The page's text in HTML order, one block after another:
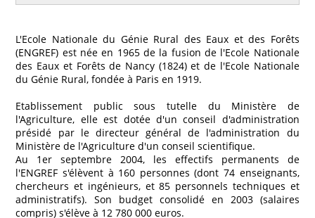
L'Ecole Nationale du Génie Rural des Eaux et des Forêts
(ENGREF) est née en 1965 de la fusion de l'Ecole Nationale
des Eaux et Forêts de Nancy (1824) et de l'Ecole Nationale
du Génie Rural, fondée à Paris en 1919.
Etablissement public sous tutelle du Ministère de
l'Agriculture, elle est dotée d'un conseil d'administration
présidé par le directeur général de l'administration du
Ministère de l'Agriculture d'un conseil scientifique.
Au 1er septembre 2004, les effectifs permanents de
l'ENGREF s'élèvent à 160 personnes (dont 74 enseignants,
chercheurs et ingénieurs, et 85 personnels techniques et
administratifs). Son budget consolidé en 2003 (salaires
compris) s'élève à 12 780 000 euros.